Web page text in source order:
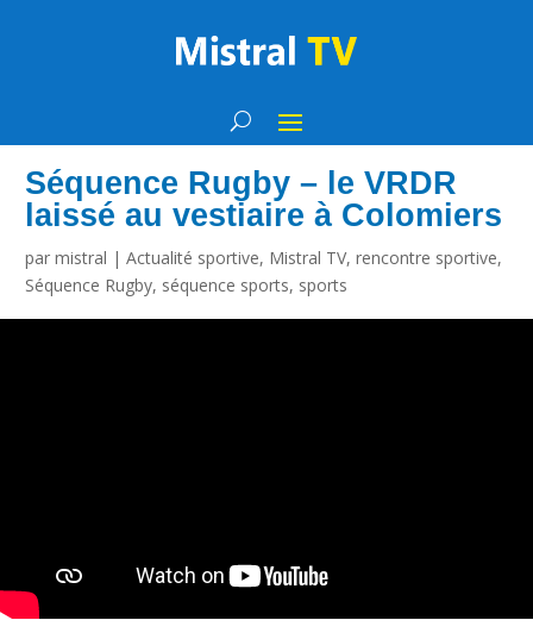
Séquence Rugby – le VRDR
laissé au vestiaire à Colomiers
par mistral | Actualité sportive, Mistral TV, rencontre sportive,
Séquence Rugby, séquence sports, sports